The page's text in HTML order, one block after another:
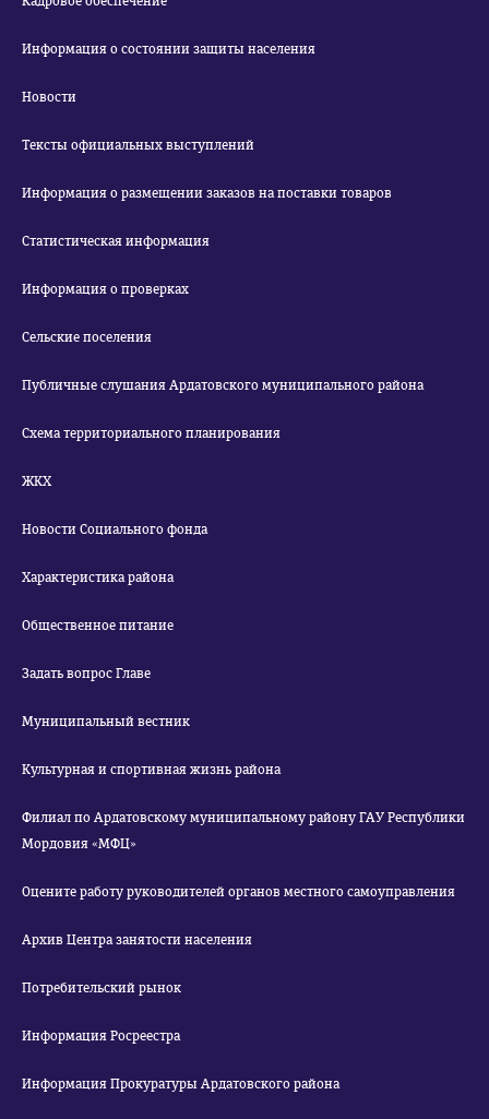
Информация о состоянии защиты населения
Новости
Тексты официальных выступлений
Информация о размещении заказов на поставки товаров
Статистическая информация
Информация о проверках
Сельские поселения
Публичные слушания Ардатовского муниципального района
Схема территориального планирования
ЖКХ
Новости Социального фонда
Характеристика района
Общественное питание
Задать вопрос Главе
Муниципальный вестник
Культурная и спортивная жизнь района
Филиал по Ардатовскому муниципальному району ГАУ Республики
Мордовия «МФЦ»
Оцените работу руководителей органов местного самоуправления
Архив Центра занятости населения
Потребительский рынок
Информация Росреестра
Информация Прокуратуры Ардатовского района